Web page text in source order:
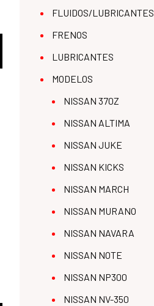
FLUIDOS/LUBRICANTES
FRENOS
LUBRICANTES
MODELOS
NISSAN 370Z
NISSAN ALTIMA
NISSAN JUKE
NISSAN KICKS
NISSAN MARCH
NISSAN MURANO
NISSAN NAVARA
NISSAN NOTE
NISSAN NP300
NISSAN NV-350